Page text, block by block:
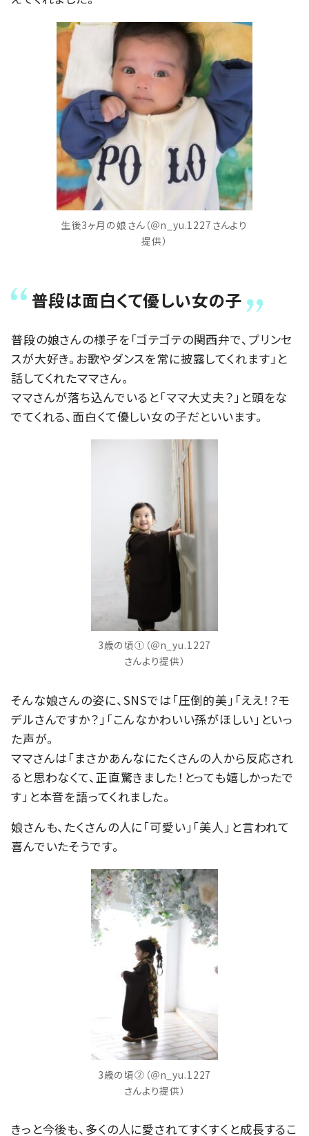
生後3ヶ月の娘さん（＠n_yu.1227さんより
提供）
普段は面白くて優しい女の子
普段の娘さんの様子を「ゴテゴテの関西弁で、プリンセ
スが大好き。お歌やダンスを常に披露してくれます」と
話してくれたママさん。
ママさんが落ち込んでいると「ママ大丈夫？」と頭をな
でてくれる、面白くて優しい女の子だといいます。
3歳の頃①（＠n_yu.1227
さんより提供）
そんな娘さんの姿に、SNSでは「圧倒的美」「ええ！？モ
デルさんですか？」「こんなかわいい孫がほしい」といっ
た声が。
ママさんは「まさかあんなにたくさんの人から反応され
ると思わなくて、正直驚きました！とっても嬉しかったで
す」と本音を語ってくれました。
娘さんも、たくさんの人に「可愛い」「美人」と言われて
喜んでいたそうです。
3歳の頃②（＠n_yu.1227
さんより提供）
きっと今後も、多くの人に愛されてすくすくと成長するこ